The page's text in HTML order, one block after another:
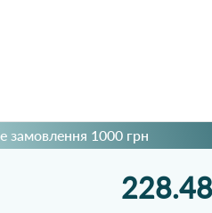
замовлення 1000 грн